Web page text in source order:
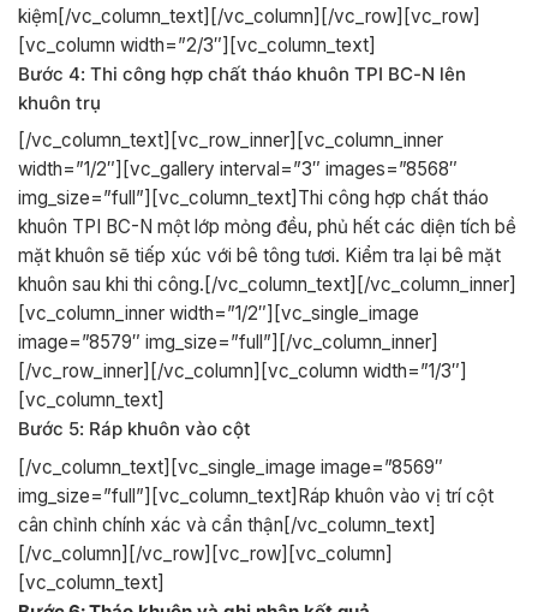
kiệm[/vc_column_text][/vc_column][/vc_row][vc_row]
[vc_column width=”2/3″][vc_column_text]
Bước 4: Thi công hợp chất tháo khuôn TPI BC-N lên
khuôn trụ
[/vc_column_text][vc_row_inner][vc_column_inner
width=”1/2″][vc_gallery interval=”3″ images=”8568″
img_size=”full”][vc_column_text]Thi công hợp chất tháo
khuôn TPI BC-N một lớp mỏng đều, phủ hết các diện tích bề
mặt khuôn sẽ tiếp xúc với bê tông tươi. Kiểm tra lại bê mặt
khuôn sau khi thi công.[/vc_column_text][/vc_column_inner]
[vc_column_inner width=”1/2″][vc_single_image
image=”8579″ img_size=”full”][/vc_column_inner]
[/vc_row_inner][/vc_column][vc_column width=”1/3″]
[vc_column_text]
Bước 5: Ráp khuôn vào cột
[/vc_column_text][vc_single_image image=”8569″
img_size=”full”][vc_column_text]Ráp khuôn vào vị trí cột
cân chỉnh chính xác và cẩn thận[/vc_column_text]
[/vc_column][/vc_row][vc_row][vc_column]
[vc_column_text]